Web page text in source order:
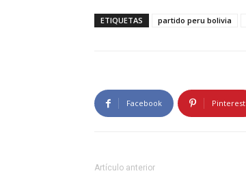
ETIQUETAS partido peru bolivia
Facebook Pinterest
Artículo anterior